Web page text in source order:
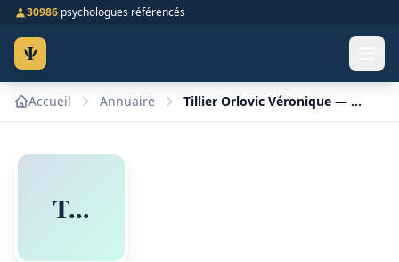
30986 psychologues référencés
Ψ
Accueil Annuaire Tillier Orlovic Véronique — Psychologue à Saint Maur des Fossés
T...